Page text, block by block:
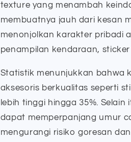
texture yang menambah
membuatnya jauh dari kesan
menonjolkan karakter pribadi
penampilan kendaraan,
Statistik menunjukkan bahwa
aksesoris berkualitas seperti
lebih tinggi hingga 35%.
dapat memperpanjang umur
mengurangi risiko goresan